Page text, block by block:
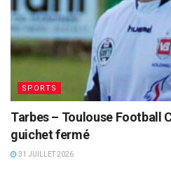
SPORTS
Tarbes – Toulouse Football
guichet fermé
31 JUILLET 2026